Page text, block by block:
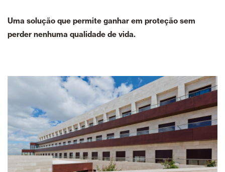
Uma solução que permite ganhar em proteção sem
perder nenhuma qualidade de vida.